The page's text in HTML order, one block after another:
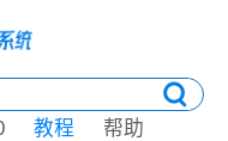
教程 帮助